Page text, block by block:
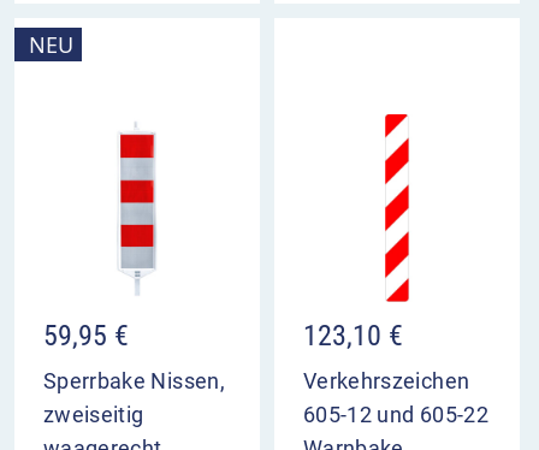
NEU
59,95 €
Sperrbake Nissen,
zweiseitig
123,10 €
Verkehrszeichen
605-12 und 605-22